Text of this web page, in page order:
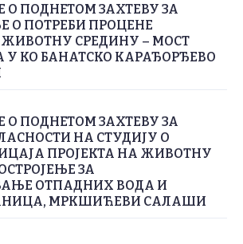
ПОДНЕТОМ ЗАХТЕВУ ЗА
О ПОТРЕБИ ПРОЦЕНЕ
СРЕДИНУ – МОСТ
У КО БАНАТСКО КАРАЂОРЂЕВО
ПОДНЕТОМ ЗАХТЕВУ ЗА
НА СТУДИЈУ О
ПРОЈЕКТА НА ЖИВОТНУ
ЗА
ОТПАДНИХ ВОДА И
МРКШИЋЕВИ САЛАШИ